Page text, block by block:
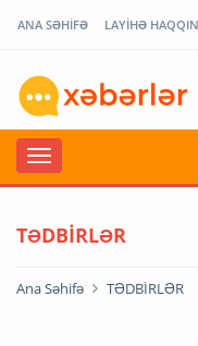
ANA SƏHİFƏ LAYİHƏ
TƏDBİRLƏR
Ana Səhifə TƏDBİRLƏR